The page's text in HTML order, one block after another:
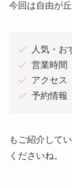
今回は自由が
人気・お
営業時間
アクセス
予約情報
もご紹介して
くださいね。